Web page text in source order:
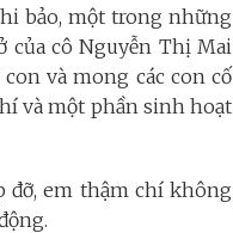
bảo, một trong những
cô Nguyễn Thị Mai
và mong các con cố
và một phần sinh hoạt
đỡ, em thậm chí không